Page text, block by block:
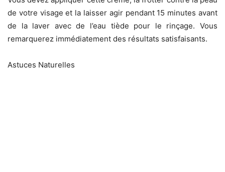
de votre visage et la laisser agir pendant 15 minutes avant
de la laver avec de l’eau tiède pour le rinçage. Vous
remarquerez immédiatement des résultats satisfaisants.
Astuces Naturelles